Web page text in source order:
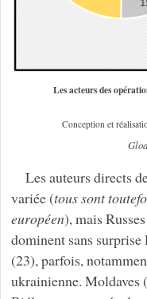
Les acteurs des
Conception et
Les auteurs directs
variée (tous sont
européen), mais
dominent sans
(23), parfois,
ukrainienne. Moldaves (